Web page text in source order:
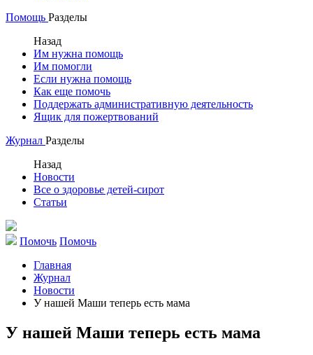
Помощь Разделы
Назад
Им нужна помощь
Им помогли
Если нужна помощь
Как еще помочь
Поддержать административную деятельность
Ящик для пожертвований
Журнал Разделы
Назад
Новости
Все о здоровье детей-сирот
Статьи
Помочь Помочь
Главная
Журнал
Новости
У нашей Маши теперь есть мама
У нашей Маши теперь есть мама